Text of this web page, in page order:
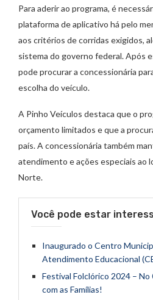
Para aderir ao programa, é
plataforma de aplicativo há pelo
aos critérios de corridas exigidos,
sistema do governo federal. Após
pode procurar a concessionária
escolha do veículo.
A Pinho Veículos destaca que o
orçamento limitados e que a
país. A concessionária também
atendimento e ações especiais ao
Norte.
Você pode estar
Inaugurado o Centro
Atendimento Educacional
Festival Folclórico 2024 – No
com as Famílias!